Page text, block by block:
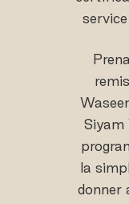
Siyam
la
donner